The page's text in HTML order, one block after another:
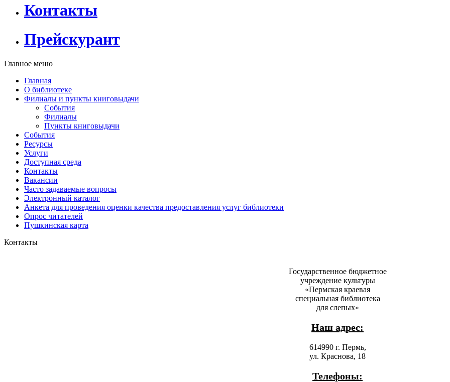
Контакты
Прейскурант
Главное меню
Главная
О библиотеке
Филиалы и пункты книговыдачи
События
Филиалы
Пункты книговыдачи
События
Ресурсы
Услуги
Доступная среда
Контакты
Вакансии
Часто задаваемые вопросы
Электронный каталог
Анкета для проведения оценки качества предоставления услуг библиотеки
Опрос читателей
Пушкинская карта
Контакты
Государственное бюджетное
учреждение культуры
«Пермская краевая
специальная библиотека
для слепых»
Наш адрес:
614990 г. Пермь,
ул. Краснова, 18
Телефоны: